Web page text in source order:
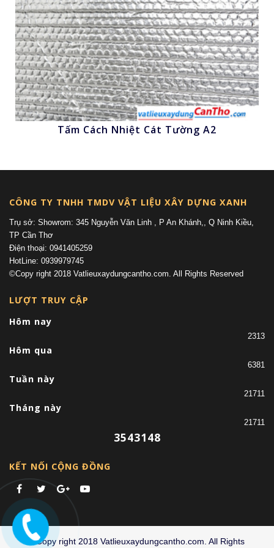
Nhấn để xem
Tấm Cách Nhiệt Cát Tường A2
CÔNG TY TNHH TMDV VẬT LIỆU XÂY DỰNG XANH
Trụ sở: Showrom: 345 Nguyễn Văn Linh , P An Khánh,, Q Ninh Kiều,
TP Cần Thơ
Điện thoại: 0941405259
HotLine: 0939979745
©Copy right 2018 Vatlieuxaydungcantho.com. All Rights Reserved
LƯỢT TRUY CẬP
Hôm nay
2313
Hôm qua
6381
Tuần này
21711
Tháng này
21711
3543148
KẾT NỐI CỘNG ĐỒNG
©Copy right 2018 Vatlieuxaydungcantho.com. All Rights